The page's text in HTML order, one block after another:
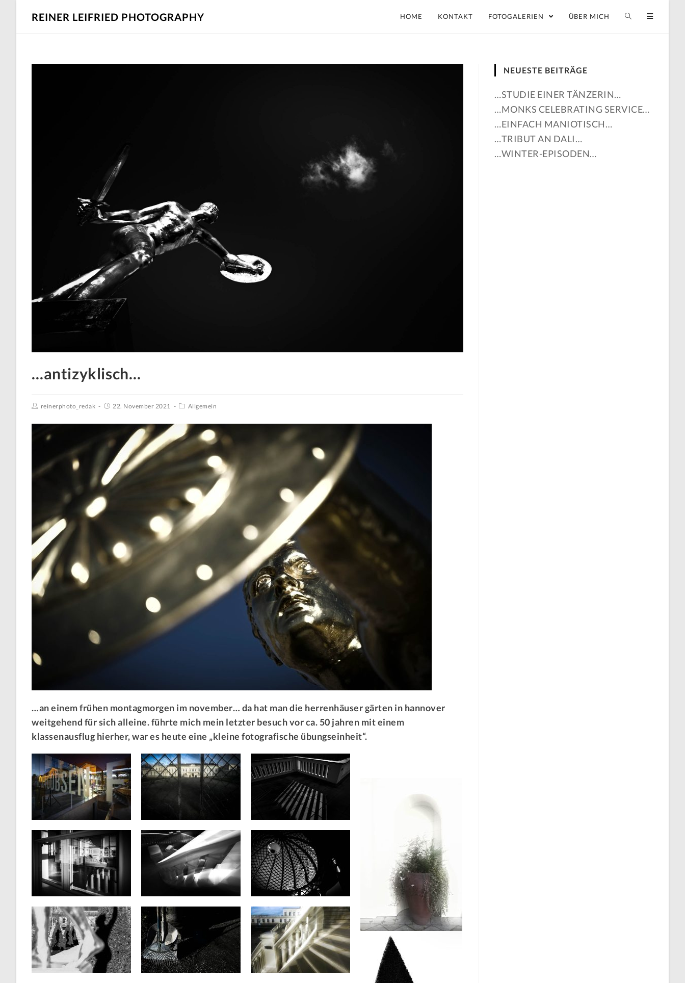
REINER LEIFRIED PHOTOGRAPHY HOME KONTAKT FOTOGALERIEN ÜBER MICH
…antizyklisch…
reinerphoto_redak 22. November 2021 Allgemein
…an einem frühen montagmorgen im november… da hat man die herrenhäuser gärten in hannover
weitgehend für sich alleine. führte mich mein letzter besuch vor ca. 50 jahren mit einem
klassenausflug hierher, war es heute eine „kleine fotografische übungseinheit“.
NEUESTE BEITRÄGE
…STUDIE EINER TÄNZERIN…
…MONKS CELEBRATING SERVICE…
…EINFACH MANIOTISCH…
…TRIBUT AN DALI…
…WINTER-EPISODEN…